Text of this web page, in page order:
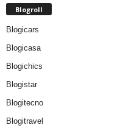
Blogroll
Blogicars
Blogicasa
Blogichics
Blogistar
Blogitecno
Blogitravel